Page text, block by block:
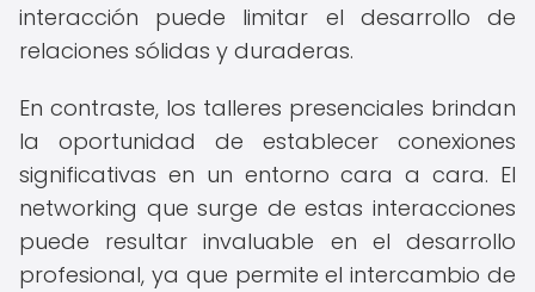
interacción puede limitar el desarrollo de
relaciones sólidas y duraderas.
En contraste, los talleres presenciales brindan
la oportunidad de establecer conexiones
significativas en un entorno cara a cara. El
networking que surge de estas interacciones
puede resultar invaluable en el desarrollo
profesional, ya que permite el intercambio de